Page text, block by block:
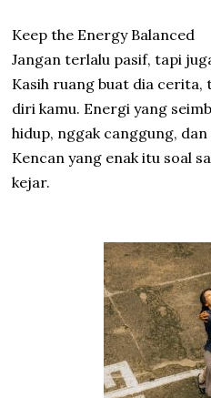
Keep the Energy Balanced
Jangan terlalu pasif, tapi
Kasih ruang buat dia
diri kamu. Energi yang
hidup, nggak canggung,
Kencan yang enak itu soal
kejar.